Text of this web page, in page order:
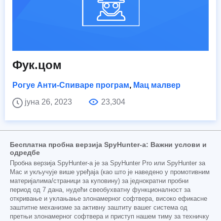
Фук.цом
Рогуе Анти-Спиваре програм, Мац малвер
јуна 26, 2023
23,304
Бесплатна пробна верзија SpyHunter-а: Важни услови и
одредбе
Пробна верзија SpyHunter-а је за SpyHunter Pro или SpyHunter за
Mac и укључује више уређаја (као што је наведено у промотивним
материјалима/страници за куповину) за једнократни пробни
период од 7 дана, нудећи свеобухватну функционалност за
откривање и уклањање злонамерног софтвера, високо ефикасне
заштитне механизме за активну заштиту вашег система од
претњи злонамерног софтвера и приступ нашем тиму за техничку